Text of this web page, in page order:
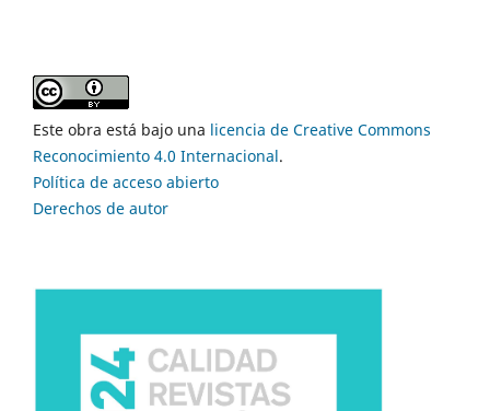
Este obra está bajo una licencia de Creative Commons
Reconocimiento 4.0 Internacional.
Política de acceso abierto
Derechos de autor